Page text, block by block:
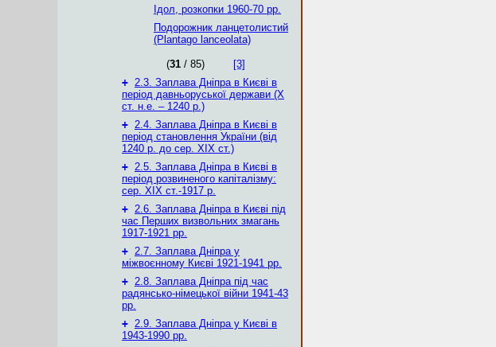
Ідол, розкопки 1960-70 рр.
Подорожник ланцетолистий
(Plantago lanceolata)
(31 / 85)
[3]
+ 2.3. Заплава Дніпра в Києві в
період давньоруської держави (Х
ст. н.е. – 1240 р.)
+ 2.4. Заплава Дніпра в Києві в
період становлення України (від
1240 р. до сер. ХІХ ст.)
+ 2.5. Заплава Дніпра в Києві в
період розвиненого капіталізму:
сер. ХІХ ст.-1917 р.
+ 2.6. Заплава Дніпра в Києві під
час Перших визвольних змагань
1917-1921 рр.
+ 2.7. Заплава Дніпра у
міжвоєнному Києві 1921-1941 рр.
+ 2.8. Заплава Дніпра під час
радянсько-німецької війни 1941-43
рр.
+ 2.9. Заплава Дніпра у Києві в
1943-1990 рр.